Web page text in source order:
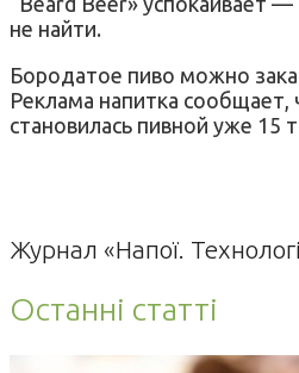
не найти.
Бородатое пиво можно
Реклама напитка
становилась пивной уже 15
Журнал «Напої.
Останні статті